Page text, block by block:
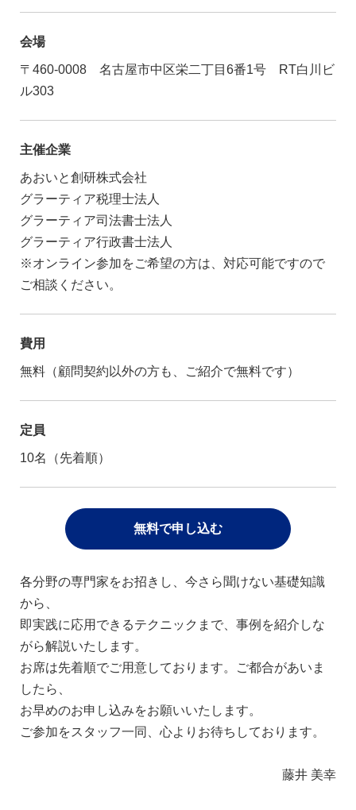
会場
〒460-0008 名古屋市中区栄二丁目6番1号 RT白川ビ
ル303
主催企業
あおいと創研株式会社
グラーティア税理士法人
グラーティア司法書士法人
グラーティア行政書士法人
※オンライン参加をご希望の方は、対応可能ですので
ご相談ください。
費用
無料（顧問契約以外の方も、ご紹介で無料です）
定員
10名（先着順）
無料で申し込む
各分野の専門家をお招きし、今さら聞けない基礎知識
から、
即実践に応用できるテクニックまで、事例を紹介しな
がら解説いたします。
お席は先着順でご用意しております。ご都合があいま
したら、
お早めのお申し込みをお願いいたします。
ご参加をスタッフ一同、心よりお待ちしております。
藤井 美幸